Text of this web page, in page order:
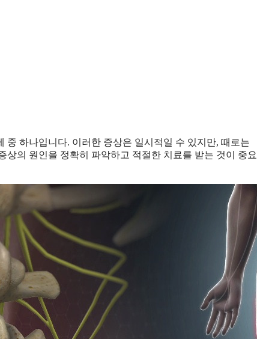
하나입니다. 이러한 증상은 일시적일 수 있지만, 때로는
의 원인을 정확히 파악하고 적절한 치료를 받는 것이 중요